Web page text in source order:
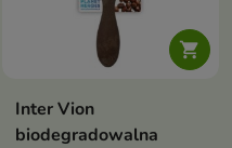

Inter Vion
biodegradowalna